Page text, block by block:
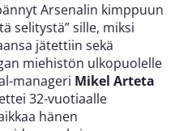
Arsenalin kimppuun
selitystä” sille, miksi
jätettiin sekä
miehistön ulkopuolelle
manageri Mikel Arteta
32-vuotiaalle
hänen